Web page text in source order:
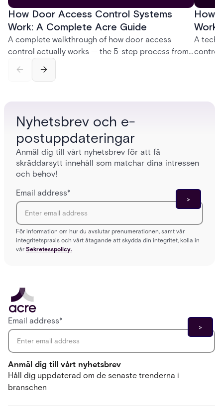
How Door Access Control Systems
Work: A Complete Acre Guide
A complete walkthrough of how door access
control actually works — the 5-step process from
and software components, and the access control
How
A
control
Nyhetsbrev och e-
postuppdateringar
Anmäl dig till vårt nyhetsbrev för att få
skräddarsytt innehåll som matchar dina intressen
och behov!
Email address*
För information om hur du avslutar prenumerationen, samt vår
integritetspraxis och vårt åtagande att skydda din integritet, kolla in
vår Sekretesspolicy.
Anmäl dig till vårt nyhetsbrev
Håll dig uppdaterad om de senaste trenderna i
branschen
Email address*